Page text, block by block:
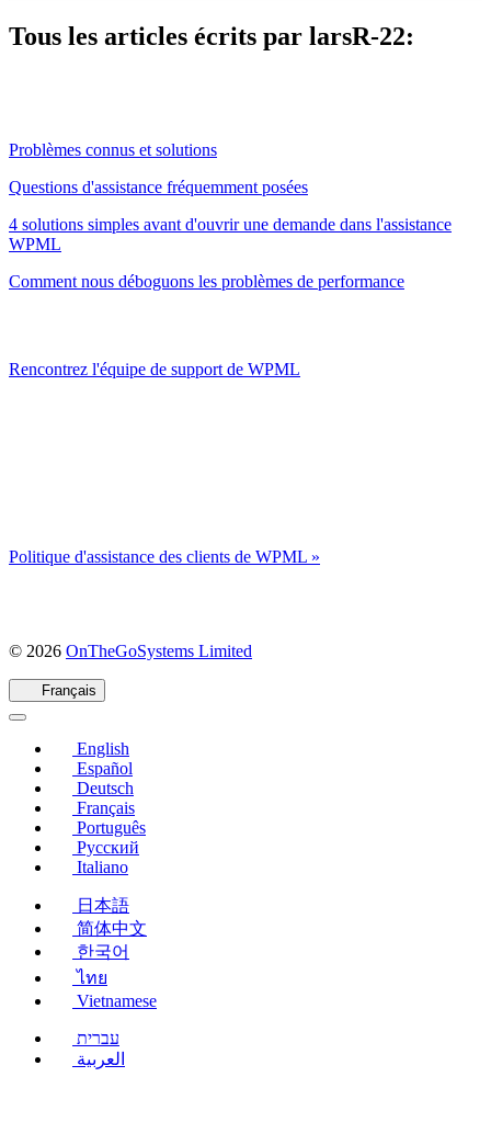
Tous les articles écrits par larsR-22:
Problèmes connus et solutions
Questions d'assistance fréquemment posées
4 solutions simples avant d'ouvrir une demande dans l'assistance
WPML
Comment nous déboguons les problèmes de performance
Rencontrez l'équipe de support de WPML
Politique d'assistance des clients de WPML »
© 2026 OnTheGoSystems Limited
Français
English
Español
Deutsch
Français
Português
Русский
Italiano
日本語
简体中文
한국어
ไทย
Vietnamese
עברית
العربية